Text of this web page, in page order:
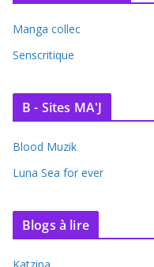
Manga collec
Senscritique
B - Sites MA'J
Blood Muzik
Luna Sea for ever
Blogs à lire